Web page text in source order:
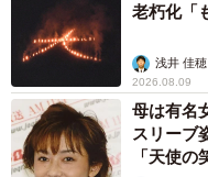
老朽化「
浅井 佳穂
2026.08.09
母は有名
スリーブ
「天使の